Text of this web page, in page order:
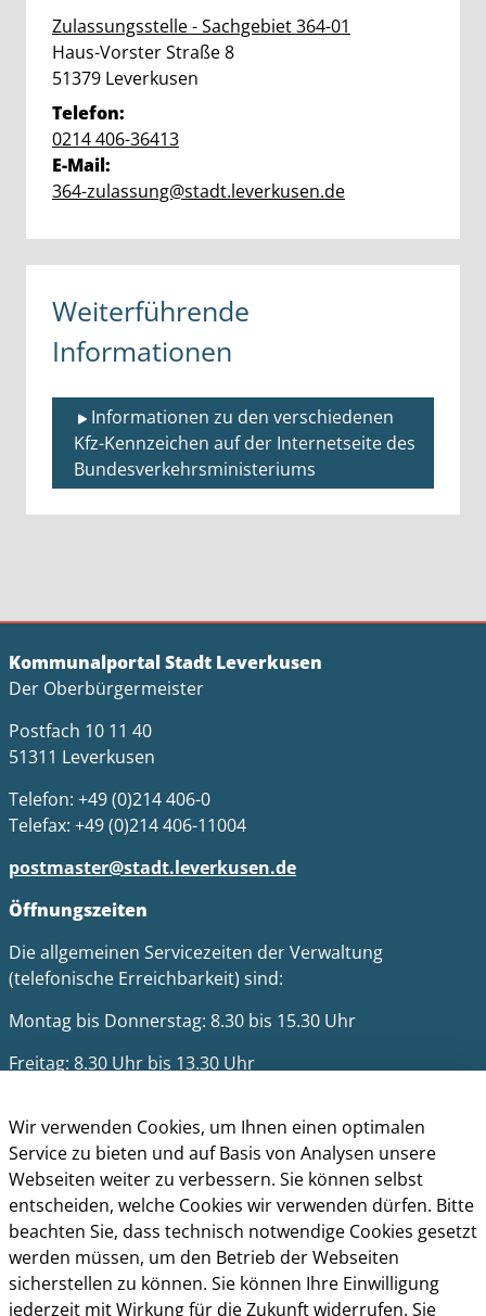
Zulassungsstelle - Sachgebiet 364-01
Straße:
Haus-Vorster StraßeHausnummer:
8
PLZ:
51379 Ort:
Leverkusen
Telefon:
0214 406-36413
E-Mail:
364-zulassung@stadt.leverkusen.de
Weiterführende
Informationen
Informationen zu den verschiedenen
Kfz-Kennzeichen auf der Internetseite des
Bundesverkehrsministeriums
Kommunalportal Stadt Leverkusen
Der Oberbürgermeister
Postfach 10 11 40
51311 Leverkusen
Telefon: +49 (0)214 406-0
Telefax: +49 (0)214 406-11004
postmaster@stadt.leverkusen.de
Öffnungszeiten
Die allgemeinen Servicezeiten der Verwaltung
(telefonische Erreichbarkeit) sind:
Montag bis Donnerstag: 8.30 bis 15.30 Uhr
Freitag: 8.30 Uhr bis 13.30 Uhr
Datenschutz
Cookie-Richtlinie
Barrierefreiheit
Kontakt
Homepage der Stadt Leverkusen
Wir verwenden Cookies, um Ihnen einen optimalen
Service zu bieten und auf Basis von Analysen unsere
Webseiten weiter zu verbessern. Sie können selbst
entscheiden, welche Cookies wir verwenden dürfen. Bitte
beachten Sie, dass technisch notwendige Cookies gesetzt
werden müssen, um den Betrieb der Webseiten
sicherstellen zu können. Sie können Ihre Einwilligung
jederzeit mit Wirkung für die Zukunft widerrufen. Sie